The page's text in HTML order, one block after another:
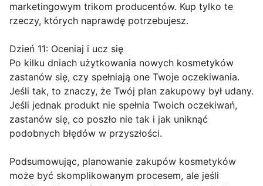
marketingowym trikom producentów. Kup tylko te
rzeczy, których naprawdę potrzebujesz.
Dzień 11: Oceniaj i ucz się
Po kilku dniach użytkowania nowych kosmetyków
zastanów się, czy spełniają one Twoje oczekiwania.
Jeśli tak, to znaczy, że Twój plan zakupowy był udany.
Jeśli jednak produkt nie spełnia Twoich oczekiwań,
zastanów się, co poszło nie tak i jak uniknąć
podobnych błędów w przyszłości.
Podsumowując, planowanie zakupów kosmetyków
może być skomplikowanym procesem, ale jeśli